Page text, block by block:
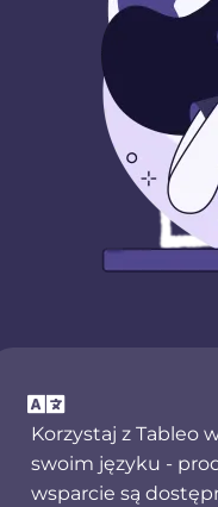
Korzystaj z Tableo
swoim języku -
wsparcie są